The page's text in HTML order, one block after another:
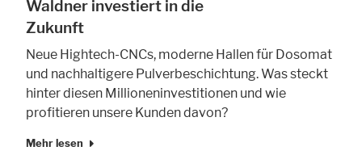
Waldner investiert in die
Zukunft
Neue Hightech-CNCs, moderne Hallen für Dosomat
und nachhaltigere Pulverbeschichtung. Was steckt
hinter diesen Millioneninvestitionen und wie
profitieren unsere Kunden davon?
Mehr lesen